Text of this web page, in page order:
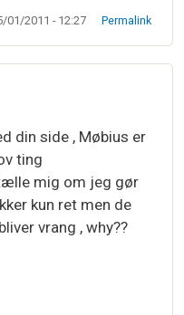
01/2011 - 12:27 Permalink
din side , Møbius er
ting
mig om jeg gør
kun ret men de
vrang , why??